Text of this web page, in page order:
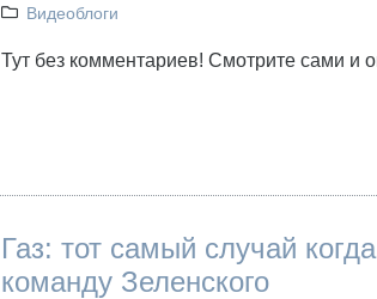
Видеоблоги
Тут без комментариев! Смотрите сами и
Газ: тот самый случай
команду Зеленского